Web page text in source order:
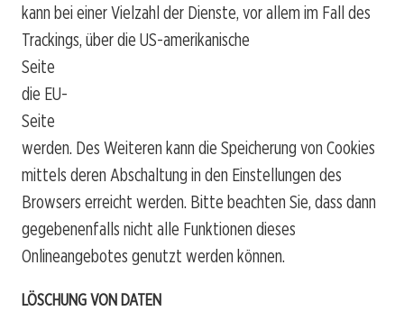
kann bei einer Vielzahl der Dienste, vor allem im Fall des
Trackings, über die US-amerikanische
Seite
die EU-
Seite
werden. Des Weiteren kann die Speicherung von Cookies
mittels deren Abschaltung in den Einstellungen des
Browsers erreicht werden. Bitte beachten Sie, dass dann
gegebenenfalls nicht alle Funktionen dieses
Onlineangebotes genutzt werden können.
LÖSCHUNG VON DATEN